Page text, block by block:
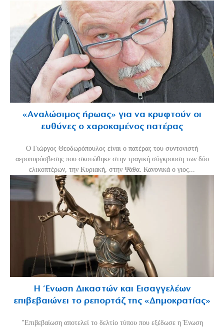
«Aναλώσιμος ήρωας» για να κρυφτούν οι
ευθύνες ο χαροκαμένος πατέρας
Ο Γιώργος Θεοδωρόπουλος είναι ο πατέρας του συντονιστή
αεροπυρόσβεσης που σκοτώθηκε στην τραγική σύγκρουση των δύο
ελικοπτέρων, την Κυριακή, στην Ψάθα. Κανονικά ο γιος...
Η Ένωση Δικαστών και Εισαγγελέων
επιβεβαιώνει το ρεπορτάζ της «Δημοκρατίας»
"Επιβεβαίωση αποτελεί το δελτίο τύπου που εξέδωσε η Ένωση